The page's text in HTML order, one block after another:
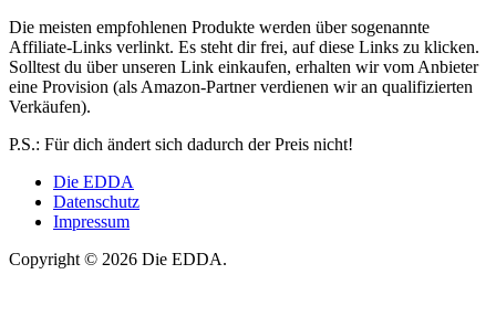
Die meisten empfohlenen Produkte werden über sogenannte
Affiliate-Links verlinkt. Es steht dir frei, auf diese Links zu klicken.
Solltest du über unseren Link einkaufen, erhalten wir vom Anbieter
eine Provision (als Amazon-Partner verdienen wir an qualifizierten
Verkäufen).
P.S.: Für dich ändert sich dadurch der Preis nicht!
Die EDDA
Datenschutz
Impressum
Copyright © 2026 Die EDDA.